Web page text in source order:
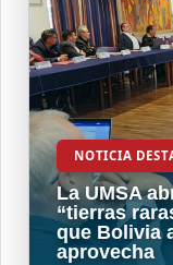
NOTICIA
La UMSA
“tierras
que Bolivia
aprovecha